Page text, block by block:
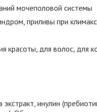
мочеполовой системы
приливы при
красоты, для волос, для
инулин